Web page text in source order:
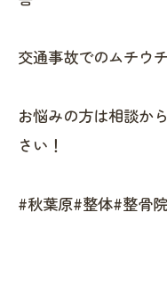
交通事故でのムチウ
お悩みの方は相談か
さい！
#秋葉原#整体#整骨